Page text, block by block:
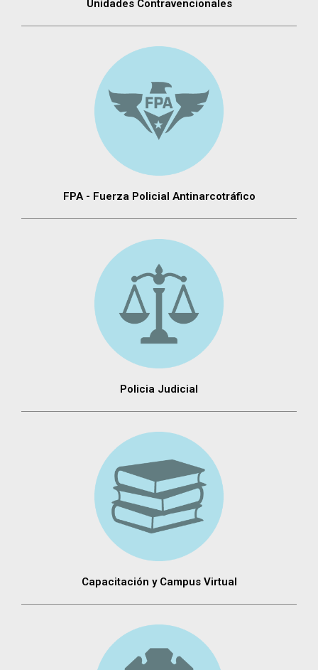
Unidades Contravencionales
FPA - Fuerza Policial Antinarcotráfico
Policia Judicial
Capacitación y Campus Virtual